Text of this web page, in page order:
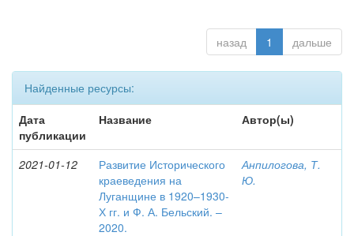
назад 1 дальше
Найденные ресурсы:
Дата
публикации
Название Автор(ы)
2021-01-12
Развитие Исторического
краеведения на
Луганщине в 1920–1930-
Х гг. и Ф. А. Бельский. –
2020.
Анпилогова, Т.
Ю.